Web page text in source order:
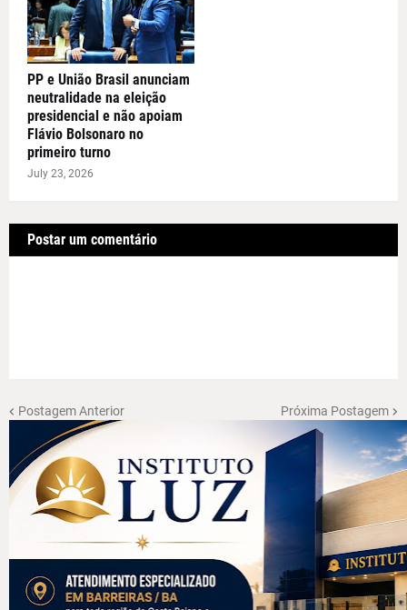
PP e União Brasil anunciam
neutralidade na eleição
presidencial e não apoiam
Flávio Bolsonaro no
primeiro turno
July 23, 2026
Postar um comentário
Postagem Anterior Próxima Postagem